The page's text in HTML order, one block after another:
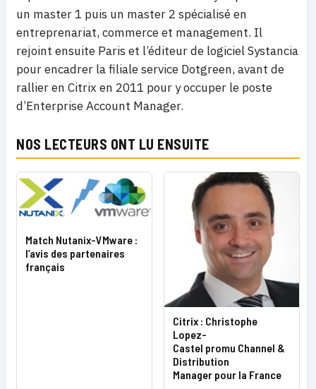
un master 1 puis un master 2 spécialisé en
entreprenariat, commerce et management. Il
rejoint ensuite Paris et l’éditeur de logiciel Systancia
pour encadrer la filiale service Dotgreen, avant de
rallier en Citrix en 2011 pour y occuper le poste
d’Enterprise Account Manager.
NOS LECTEURS ONT LU ENSUITE
Match Nutanix-VMware :
l’avis des partenaires
français
Citrix : Christophe
Lopez-
Castel promu Channel &
Distribution
Manager pour la France